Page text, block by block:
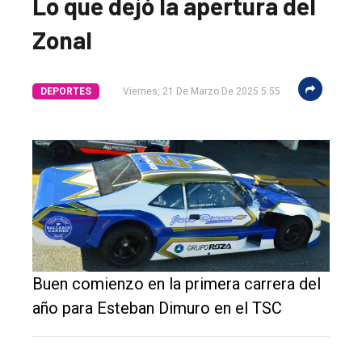
Zonal
DEPORTES Viernes, 21 De Marzo De 2025 5:55
Buen comienzo en la primera carrera del
año para Esteban Dimuro en el TSC